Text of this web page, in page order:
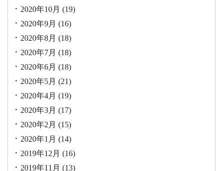
2020年10月 (19)
2020年9月 (16)
2020年8月 (18)
2020年7月 (18)
2020年6月 (18)
2020年5月 (21)
2020年4月 (19)
2020年3月 (17)
2020年2月 (15)
2020年1月 (14)
2019年12月 (16)
2019年11月 (13)